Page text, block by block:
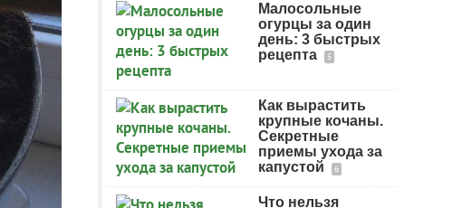
Малосольные
огурцы за один
день: 3 быстрых
рецепта
5
Как вырастить
крупные кочаны.
Секретные
приемы ухода за
капустой
6
Что нельзя